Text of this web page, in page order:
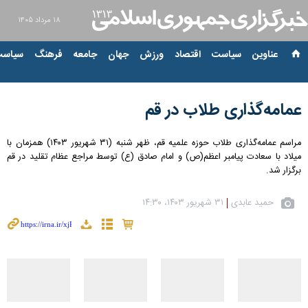
۱۸ مرداد ۱۴۰۵
عناوین‌ سیاست اقتصاد ورزش جهان جامعه فرهنگ
عمامه‌گذاری طلاب در قم
مراسم عمامه‌گذاری طلاب حوزه علمیه قم، ظهر شنبه (۳۱ شهریور ۱۴۰۳) همزمان با
میلاد با سعادت پیامبر اعظم(ص) و امام صادق (ع) توسط مراجع عظام تقلید در قم
برگزار شد.
حمید عابدی ۳۱ شهریور ۱۴۰۳، ۱۴:۳۰